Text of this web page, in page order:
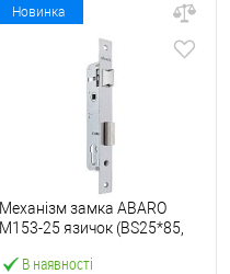
Новинка
В наявності
Механізм замка ABARO
M153-25 язичок (BS25*85,